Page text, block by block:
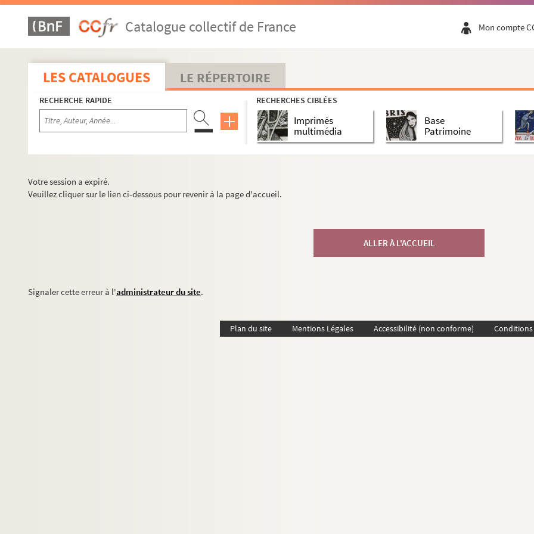
Catalogue collectif de France Mon compte
LES CATALOGUES LE RÉPERTOIRE
RECHERCHE RAPIDE RECHERCHES CIBLÉES
Imprimés
multimédia
Base
Patrimoine
Votre session a expiré.
Veuillez cliquer sur le lien ci-dessous pour revenir à la page d'accueil.
ALLER À L'ACCUEIL
Signaler cette erreur à l'administrateur du site.
Plan du site Mentions Légales Accessibilité (non conforme)